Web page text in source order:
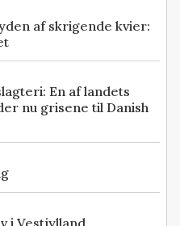
af skrigende kvier:
En af landets
nu grisene til Danish
i Vestjylland